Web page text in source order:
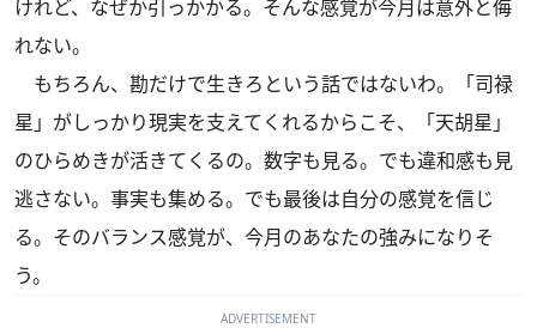
けれど、なぜか引っかかる。そんな感覚が今月は意外と侮
れない。
もちろん、勘だけで生きろという話ではないわ。「司禄
星」がしっかり現実を支えてくれるからこそ、「天胡星」
のひらめきが活きてくるの。数字も見る。でも違和感も見
逃さない。事実も集める。でも最後は自分の感覚を信じ
る。そのバランス感覚が、今月のあなたの強みになりそ
う。
ADVERTISEMENT